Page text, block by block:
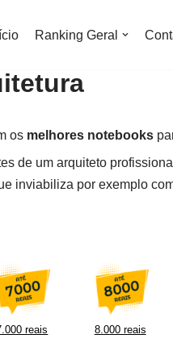
Ranking Geral
os melhores notebooks
de um arquiteto
inviabiliza por exemplo
reais 8.000 reais